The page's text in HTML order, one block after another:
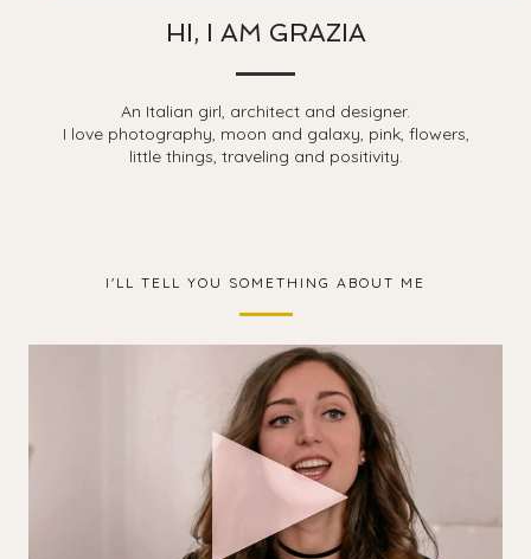
HI, I AM GRAZIA
An Italian girl, architect and designer.
I love photography, moon and galaxy, pink, flowers,
little things, traveling and positivity.
I'LL TELL YOU SOMETHING ABOUT ME